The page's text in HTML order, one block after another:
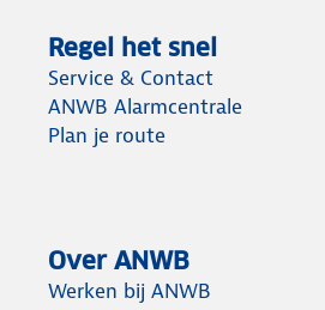
Regel het snel
Service & Contact
ANWB Alarmcentrale
Plan je route
Over ANWB
Werken bij ANWB